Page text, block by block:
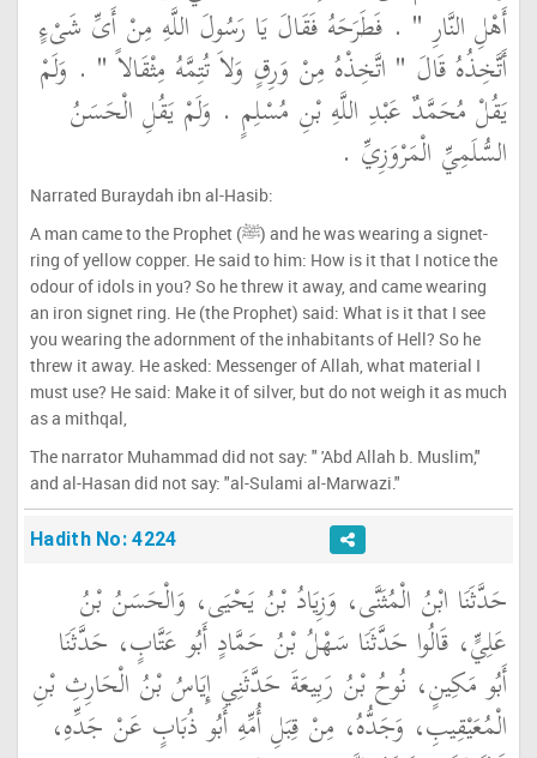
أَهْلِ النَّارِ ‏"‏ ‏.‏ فَطَرَحَهُ فَقَالَ يَا رَسُولَ اللَّهِ مِنْ أَىِّ شَىْءٍ
أَتَّخِذُهُ قَالَ ‏"‏ اتَّخِذْهُ مِنْ وَرِقٍ وَلاَ تُتِمَّهُ مِثْقَالاً ‏"‏ ‏.‏ وَلَمْ
يَقُلْ مُحَمَّدٌ عَبْدِ اللَّهِ بْنِ مُسْلِمٍ ‏.‏ وَلَمْ يَقُلِ الْحَسَنُ
السُّلَمِيِّ الْمَرْوَزِيِّ ‏.‏
Narrated Buraydah ibn al-Hasib:
A man came to the Prophet (ﷺ) and he was wearing a signet-
ring of yellow copper. He said to him: How is it that I notice the
odour of idols in you? So he threw it away, and came wearing
an iron signet ring. He (the Prophet) said: What is it that I see
you wearing the adornment of the inhabitants of Hell? So he
threw it away. He asked: Messenger of Allah, what material I
must use? He said: Make it of silver, but do not weigh it as much
as a mithqal,
The narrator Muhammad did not say: " 'Abd Allah b. Muslim,"
and al-Hasan did not say: "al-Sulami al-Marwazi."
Hadith No: 4224
حَدَّثَنَا ابْنُ الْمُثَنَّى، وَزِيَادُ بْنُ يَحْيَى، وَالْحَسَنُ بْنُ
عَلِيٍّ، قَالُوا حَدَّثَنَا سَهْلُ بْنُ حَمَّادٍ أَبُو عَتَّابٍ، حَدَّثَنَا
أَبُو مَكِينٍ، نُوحُ بْنُ رَبِيعَةَ حَدَّثَنِي إِيَاسُ بْنُ الْحَارِثِ بْنِ
الْمُعَيْقِيبِ، وَجَدُّهُ، مِنْ قِبَلِ أُمِّهِ أَبُو ذُبَابٍ عَنْ جَدِّهِ،